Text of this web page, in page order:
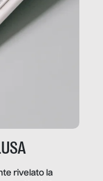
rivelato la